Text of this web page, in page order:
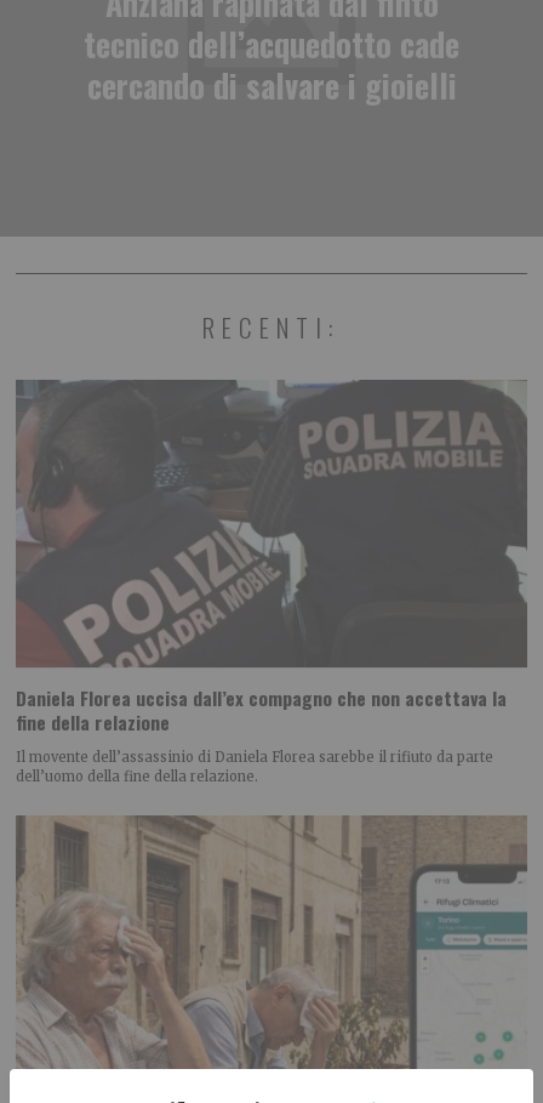
tecnico dell’acquedotto cade
cercando di salvare i gioielli
RECENTI:
Daniela Florea uccisa dall’ex compagno che non accettava la
fine della relazione
Il movente dell’assassinio di Daniela Florea sarebbe il rifiuto da parte
dell’uomo della fine della relazione.